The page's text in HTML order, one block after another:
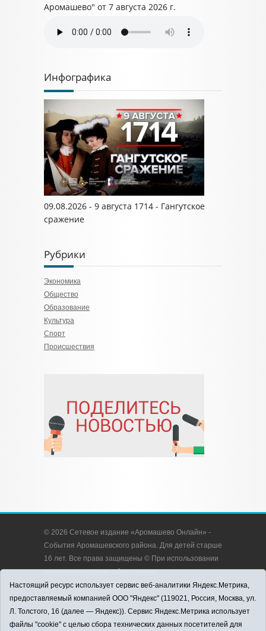
Аромашево" от 7 августа 2026 г.
Инфографика
09.08.2026 - 9 августа 1714 - Гангутское
сражение
Рубрики
Экономика
Общество
Образование
Культура
Спорт
Происшествия
© 2026 Сетевое издание «Аромашево Онлайн» -
События Аромашевского района. Для детей старше
16 лет. Все права защищены © При использовании
материалов ссылка обязательна.
Адрес редакции: 627350, Россия, Тюменская
область, Аромашевский район, с. Аромашево, ул.
Кирова, д. 13.
Адрес электронной почты редакции:
Настоящий ресурс использует сервис веб-аналитики Яндекс.Метрика,
предоставляемый компанией ООО "Яндекс" (119021, Россия, Москва, ул.
Л. Толстого, 16 (далее — Яндекс)). Сервис Яндекс.Метрика использует
файлы "cookie" с целью сбора технических данных посетителей для